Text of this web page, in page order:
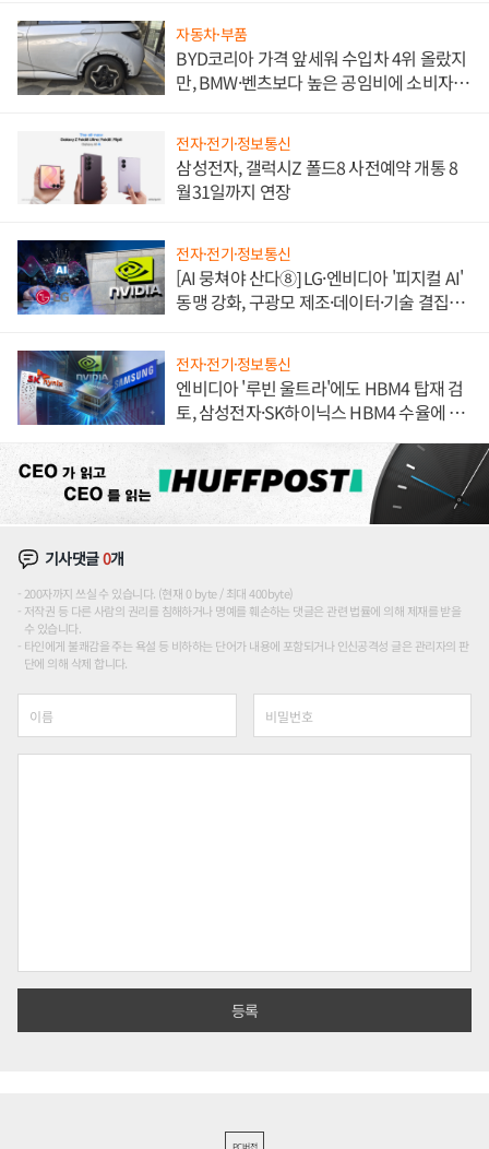
자동차·부품
BYD코리아 가격 앞세워 수입차 4위 올랐지
만, BMW·벤츠보다 높은 공임비에 소비자
전자·전기·정보통신
삼성전자, 갤럭시Z 폴드8 사전예약 개통 8
월31일까지 연장
전자·전기·정보통신
[AI 뭉쳐야 산다⑧] LG·엔비디아 '피지컬 AI'
동맹 강화, 구광모 제조·데이터·기술 결집
전자·전기·정보통신
엔비디아 '루빈 울트라'에도 HBM4 탑재 검
토, 삼성전자·SK하이닉스 HBM4 수율에 주
기사댓글0개
200자까지 쓰실 수 있습니다. (현재 0 byte / 최대 400byte)
저작권 등 다른 사람의 권리를 침해하거나 명예를 훼손하는 댓글은 관련 법률에 의해 제재를 받을
수 있습니다.
타인에게 불쾌감을 주는 욕설 등 비하하는 단어가 내용에 포함되거나 인신공격성 글은 관리자의 판
단에 의해 삭제 합니다.
PC버전